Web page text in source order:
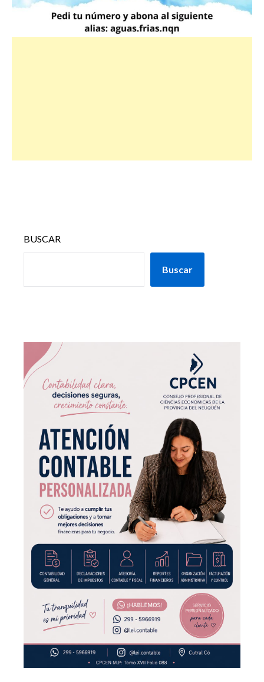
BUSCAR
Buscar